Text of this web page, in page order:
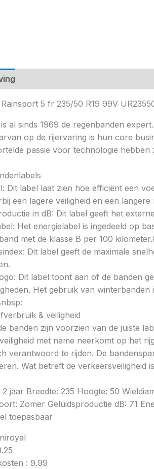
5 fr 235/50 R19 99V
al sinds 1969 de regenbanden
op de rijervaring is hun core
passie voor technologie
Dit label laat zien hoe efficiënt een
een lagere veiligheid en een langere
in dB: Dit label geeft het
Het energielabel is ingedeeld op
met de klasse B per 100
Dit label geeft de maximale
Dit label toont aan of de banden
Het gebruik van
& veiligheid
banden zijn voorzien van de juiste
met name neerkomt op het
verantwoord te rijden. De
Wat betreft de verkeersveiligheid
2 jaar Breedte: 235 Hoogte: 50
Zomer Geluidsproductie dB: 71
toepasbaar
: 9.99